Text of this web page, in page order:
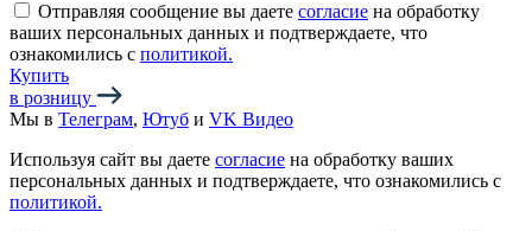
Отправляя сообщение вы даете согласие на обработку
ваших персональных данных и подтверждаете, что
ознакомились с политикой.
Купить
в розницу
Мы в Телеграм, Ютуб и VK Видео
Используя сайт вы даете согласие на обработку ваших
персональных данных и подтверждаете, что ознакомились с
политикой.